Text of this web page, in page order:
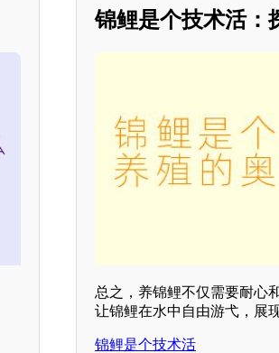
锦鲤是个技术活：
总之，养锦鲤不仅需要耐心
让锦鲤在水中自由游弋，展
锦鲤是个技术活